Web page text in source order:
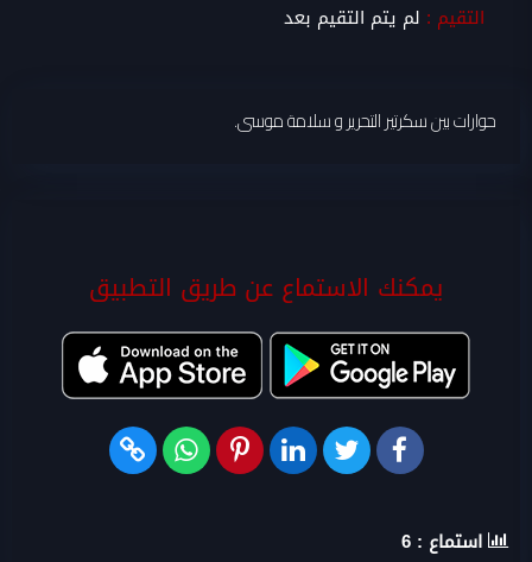
التقيم : لم يتم التقيم بعد
حوارات بين سكرتير التحرير و سلامة موسى.
يمكنك الاستماع عن طريق التطبيق
استماع : 6